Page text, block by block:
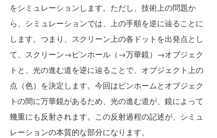
をシミュレーションします。ただし、技術上の問題か
ら、シミュレーションでは、上の手順を逆に辿ることに
します。つまり、スクリーン上の各ドットを出発点とし
て、スクリーン→ピンホール（→万華鏡）→オブジェク
トと、光の進む道を逆に辿ることで、オブジェクト上の
点（色）を決定します。今回はピンホームとオブジェク
トの間に万華鏡があるため、光の進む道が、鏡によって
幾重にも反射されます。この反射過程の記述が、シミュ
レーションの本質的な部分になります。